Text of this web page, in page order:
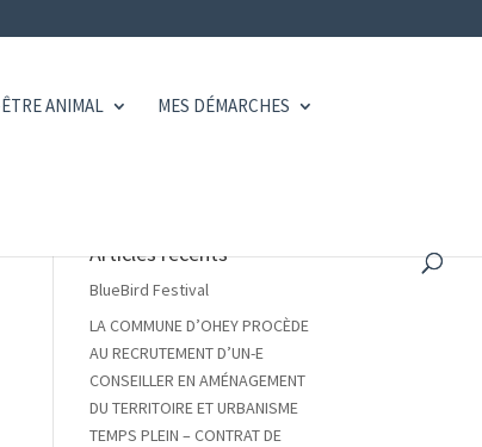
ANIMAL MES DÉMARCHES
Articles récents
BlueBird Festival
LA COMMUNE D’OHEY PROCÈDE
AU RECRUTEMENT D’UN-E
CONSEILLER EN AMÉNAGEMENT
DU TERRITOIRE ET URBANISME
TEMPS PLEIN – CONTRAT DE